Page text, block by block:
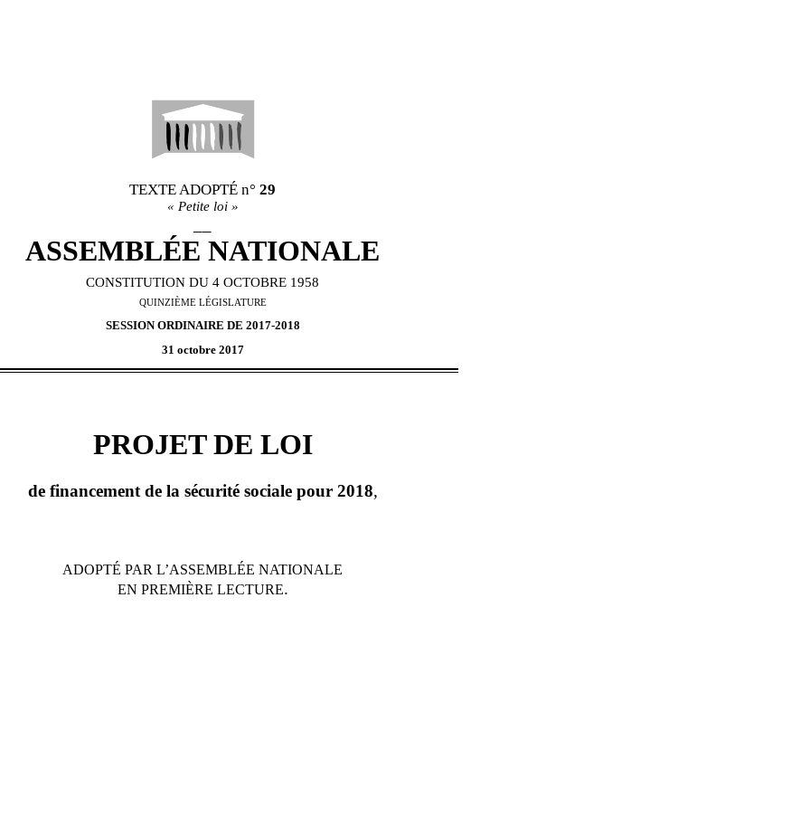
TEXTE ADOPTÉ n° 29
« Petite loi »
ASSEMBLÉE NATIONALE
CONSTITUTION DU 4 OCTOBRE 1958
QUINZIÈME LÉGISLATURE
SESSION ORDINAIRE DE 2017-2018
31 octobre 2017
PROJET DE LOI
de financement de la sécurité sociale pour 2018,
ADOPTÉ PAR L’ASSEMBLÉE NATIONALE
EN PREMIÈRE LECTURE.